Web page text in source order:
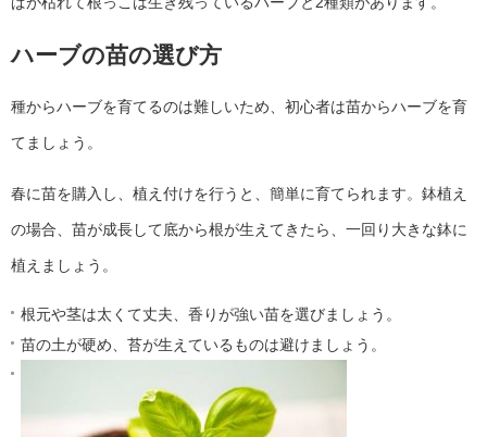
ハーブの苗の選び方
種からハーブを育てるのは難しいため、初心者は苗からハーブを育
てましょう。
春に苗を購入し、植え付けを行うと、簡単に育てられます。鉢植え
の場合、苗が成長して底から根が生えてきたら、一回り大きな鉢に
植えましょう。
根元や茎は太くて丈夫、香りが強い苗を選びましょう。
苗の土が硬め、苔が生えているものは避けましょう。